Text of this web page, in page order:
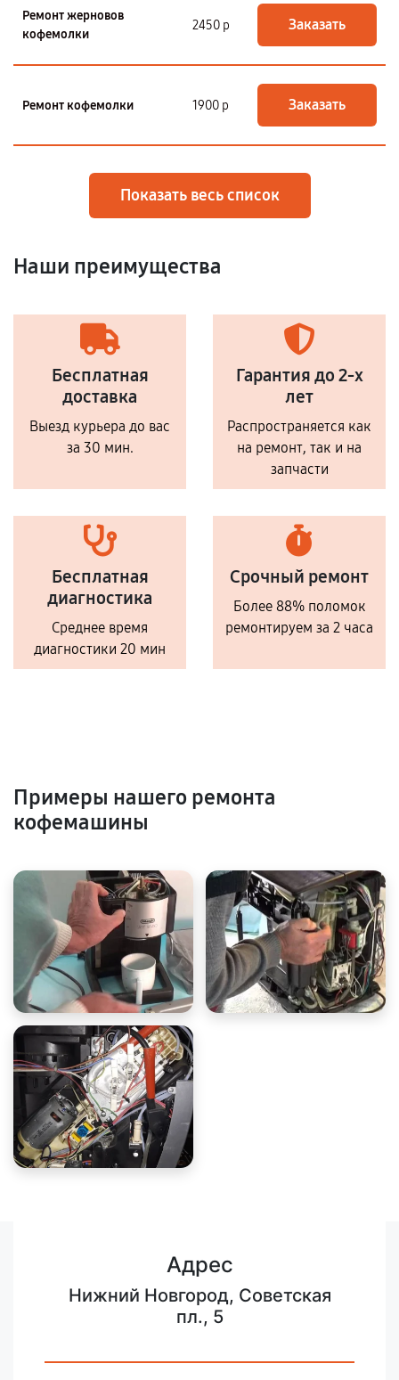
Ремонт жерновов
кофемолки
2450 р Заказать
Ремонт кофемолки 1900 р Заказать
Показать весь список
Наши преимущества
Бесплатная
доставка
Выезд курьера до вас
за 30 мин.
Гарантия до 2-х
лет
Распространяется как
на ремонт, так и на
запчасти
Бесплатная
диагностика
Среднее время
диагностики 20 мин
Срочный ремонт
Более 88% поломок
ремонтируем за 2 часа
Примеры нашего ремонта
кофемашины
Адрес
Нижний Новгород, Советская
пл., 5